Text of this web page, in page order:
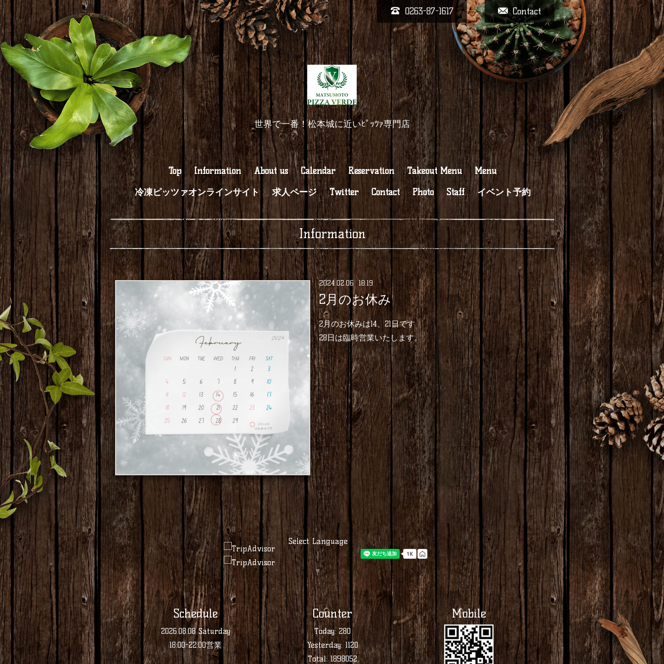
Contact
0263-87-1617
世界で一番！松本城に近いﾋﾟｯﾂｧ専門店
Top Information About us Calendar Reservation Takeout Menu
Menu
冷凍ピッツァオンラインサイト
求人ページ Twitter Contact Photo Staff イベント予約
Information
2024.02.06 18:19
2月のお休み
2月のお休みは14、21日です
28日は臨時営業いたします。
Select Language
▼
Schedule
2026.08.08 Saturday
18:00-22:00営業
Counter
Today:280
Yesterday:1120
Total:1898052
Mobile